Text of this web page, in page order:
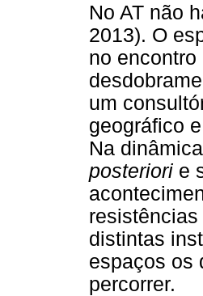
No AT não
2013). O
no
um
geográfico
Na
posteriori e
distintas
espaços os
percorrer.